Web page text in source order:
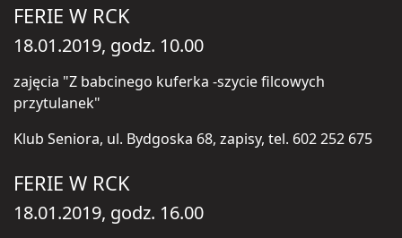
FERIE W RCK
18.01.2019, godz. 10.00
zajęcia "Z babcinego kuferka -szycie filcowych
przytulanek"
Klub Seniora, ul. Bydgoska 68, zapisy, tel. 602 252 675
FERIE W RCK
18.01.2019, godz. 16.00